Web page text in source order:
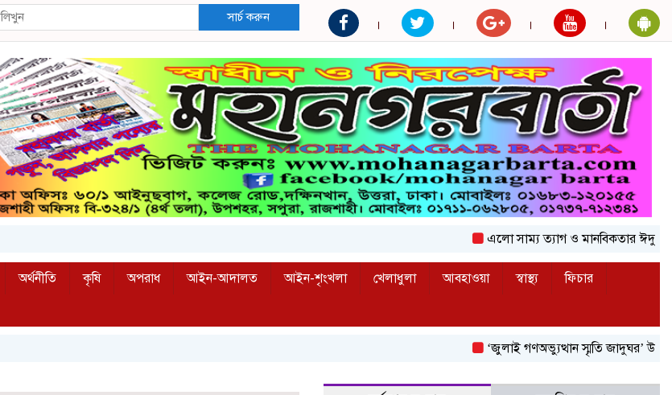
সার্চ করুন
এলো সাম্য ত্যাগ ও মানবিকতার ঈদুল আজহা
অর্থনীতি কৃষি অপরাধ আইন-আদালত আইন-শৃংখলা খেলাধুলা আবহাওয়া স্বাস্থ্য
ফিচার
‘জুলাই গণঅভ্যুত্থান স্মৃতি জাদুঘর’ উদ্বোধন করলেন